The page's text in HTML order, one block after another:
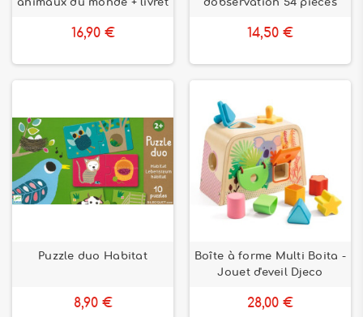
animaux du monde + livret
16,90 €
d'observation 54 pièces
14,50 €
Puzzle duo Habitat
8,90 €
Boîte à forme Multi Boita -
Jouet d'eveil Djeco
28,00 €